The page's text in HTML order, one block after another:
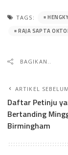
TAGS:
RAJA SAPTA
BAGIKAN..
ARTIKEL
Daftar Petinju
Bertanding
Birmingham